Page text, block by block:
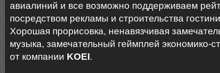
авиалиний и все возможно поддерживаем
посредством рекламы и строительства
Хорошая прорисовка, ненавязчивая
музыка, замечательный геймплей экономико-
от компании KOEI.